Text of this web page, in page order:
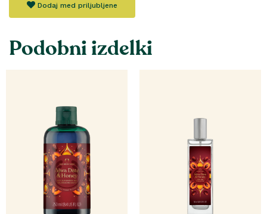
Dodaj med priljubljene
Podobni izdelki